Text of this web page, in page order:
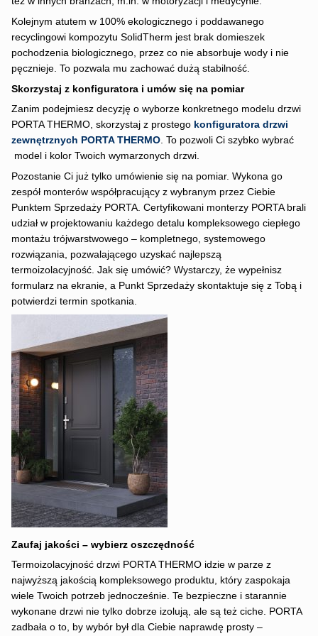
Kolejnym atutem w 100% ekologicznego i poddawanego
recyclingowi kompozytu SolidTherm jest brak domieszek
pochodzenia biologicznego, przez co nie absorbuje wody i nie
pęcznieje. To pozwala mu zachować dużą stabilność.
Skorzystaj z konfiguratora i umów się na pomiar
Zanim podejmiesz decyzję o wyborze konkretnego modelu drzwi
PORTA THERMO, skorzystaj z prostego konfiguratora drzwi
zewnętrznych PORTA THERMO. To pozwoli Ci szybko wybrać
model i kolor Twoich wymarzonych drzwi.
Pozostanie Ci już tylko umówienie się na pomiar. Wykona go
zespół monterów współpracujący z wybranym przez Ciebie
Punktem Sprzedaży PORTA. Certyfikowani monterzy PORTA brali
udział w projektowaniu każdego detalu kompleksowego ciepłego
montażu trójwarstwowego – kompletnego, systemowego
rozwiązania, pozwalającego uzyskać najlepszą
termoizolacyjność. Jak się umówić? Wystarczy, że wypełnisz
formularz na ekranie, a Punkt Sprzedaży skontaktuje się z Tobą i
potwierdzi termin spotkania.
Zaufaj jakości – wybierz oszczędność
Termoizolacyjność drzwi PORTA THERMO idzie w parze z
najwyższą jakością kompleksowego produktu, który zaspokaja
wiele Twoich potrzeb jednocześnie. Te bezpieczne i starannie
wykonane drzwi nie tylko dobrze izolują, ale są też ciche. PORTA
zadbała o to, by wybór był dla Ciebie naprawdę prosty –